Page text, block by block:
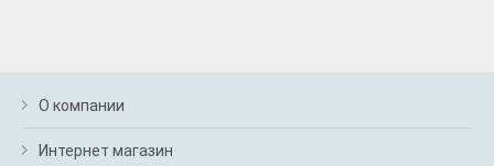
О компании
Интернет магазин